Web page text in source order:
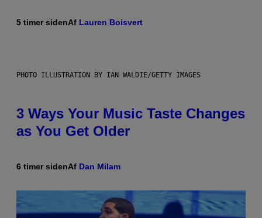
5 timer sidenAf Lauren Boisvert
PHOTO ILLUSTRATION BY IAN WALDIE/GETTY IMAGES
3 Ways Your Music Taste Changes
as You Get Older
6 timer sidenAf Dan Milam